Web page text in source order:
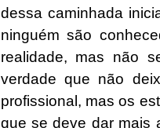
dessa caminhada
ninguém são
realidade, mas não
verdade que não
profissional, mas os
que se deve dar mais